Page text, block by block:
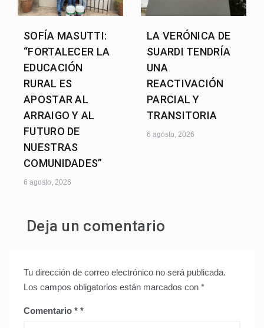
SOFÍA MASUTTI:
“FORTALECER LA
EDUCACIÓN
RURAL ES
APOSTAR AL
ARRAIGO Y AL
FUTURO DE
NUESTRAS
COMUNIDADES”
6 agosto, 2026
LA VERÓNICA DE
SUARDI TENDRÍA
UNA
REACTIVACIÓN
PARCIAL Y
TRANSITORIA
6 agosto, 2026
Deja un comentario
Tu dirección de correo electrónico no será publicada.
Los campos obligatorios están marcados con *
Comentario *